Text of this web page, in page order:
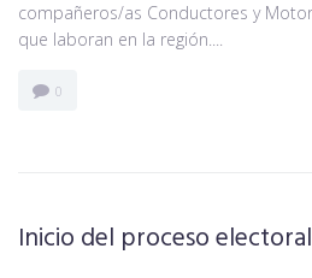
compañeros/as Conductores y
que laboran en la región....
0
Inicio del proceso electoral